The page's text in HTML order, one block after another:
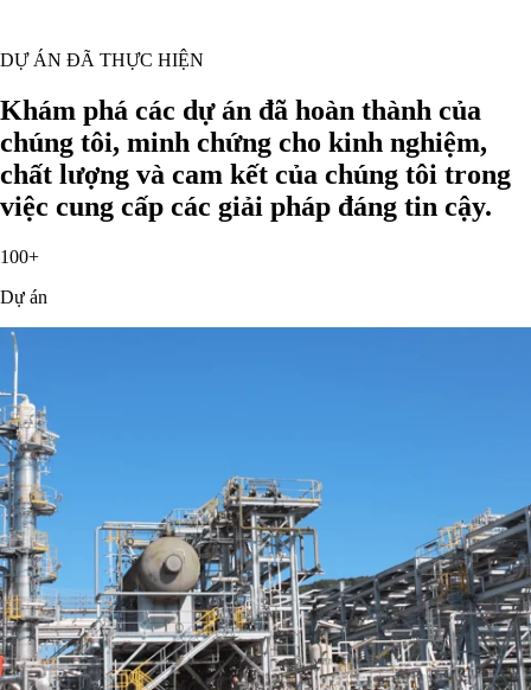
DỰ ÁN ĐÃ THỰC HIỆN
Khám phá các dự án đã hoàn thành của
chúng tôi, minh chứng cho kinh nghiệm,
chất lượng và cam kết của chúng tôi trong
việc cung cấp các giải pháp đáng tin cậy.
100+
Dự án